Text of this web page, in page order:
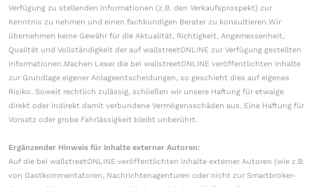
Verfügung zu stellenden Informationen (z.B. den Verkaufsprospekt) zur
Kenntnis zu nehmen und einen fachkundigen Berater zu konsultieren.Wir
übernehmen keine Gewähr für die Aktualität, Richtigkeit, Angemessenheit,
Qualität und Vollständigkeit der auf wallstreetONLINE zur Verfügung gestellten
Informationen.Machen Leser die bei wallstreetONLINE veröffentlichten Inhalte
zur Grundlage eigener Anlageentscheidungen, so geschieht dies auf eigenes
Risiko. Soweit rechtlich zulässig, schließen wir unsere Haftung für etwaige
direkt oder indirekt damit verbundene Vermögensschäden aus. Eine Haftung für
Vorsatz oder grobe Fahrlässigkeit bleibt unberührt.
Ergänzender Hinweis für Inhalte externer Autoren:
Auf die bei wallstreetONLINE veröffentlichten Inhalte externer Autoren (wie z.B.
von Gastkommentatoren, Nachrichtenagenturen oder nicht zur Smartbroker-